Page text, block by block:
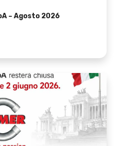
– Agosto 2026